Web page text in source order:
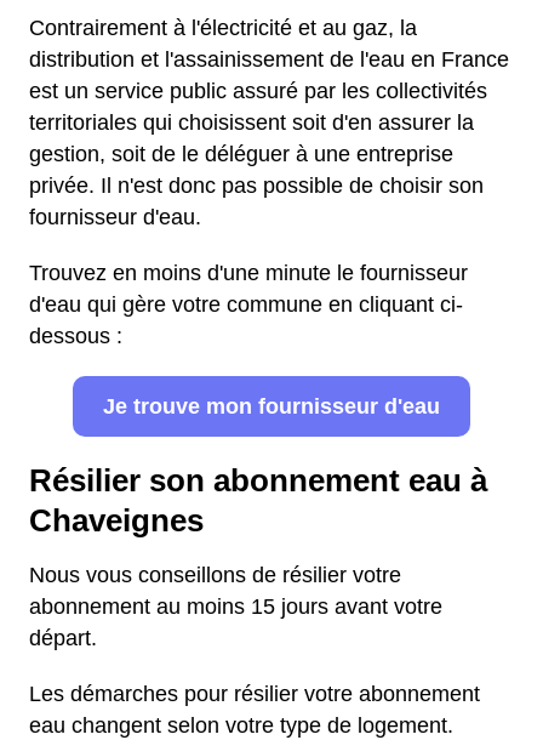
Contrairement à l'électricité et au gaz, la
distribution et l'assainissement de l'eau en France
est un service public assuré par les collectivités
territoriales qui choisissent soit d'en assurer la
gestion, soit de le déléguer à une entreprise
privée. Il n'est donc pas possible de choisir son
fournisseur d'eau.
Trouvez en moins d'une minute le fournisseur
d'eau qui gère votre commune en cliquant ci-
dessous :
Je trouve mon fournisseur d'eau
Résilier son abonnement eau à
Chaveignes
Nous vous conseillons de résilier votre
abonnement au moins 15 jours avant votre
départ.
Les démarches pour résilier votre abonnement
eau changent selon votre type de logement.